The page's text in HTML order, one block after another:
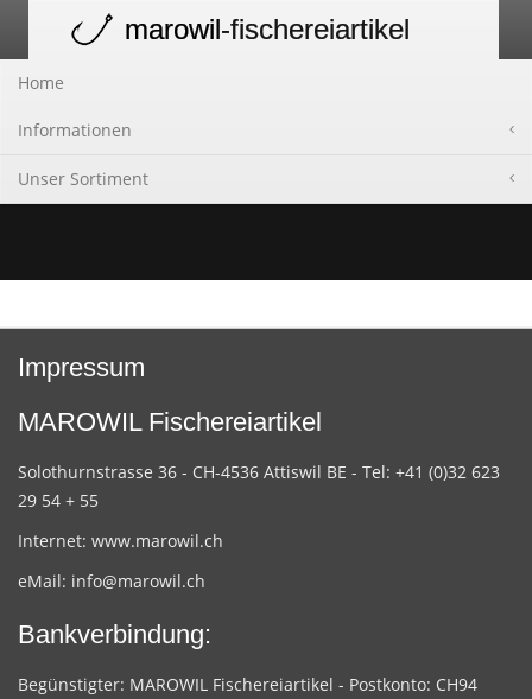
navigation
marowil-fischereiartikel
Home
Informationen
Unser Sortiment
Impressum
MAROWIL Fischereiartikel
Solothurnstrasse 36 - CH-4536 Attiswil BE - Tel: +41 (0)32 623
29 54 + 55
Internet: www.marowil.ch
eMail: info@marowil.ch
Bankverbindung:
Begünstigter: MAROWIL Fischereiartikel - Postkonto: CH94